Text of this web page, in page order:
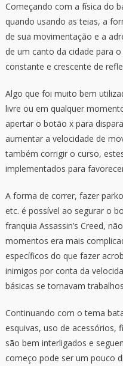
Começando com a física do
quando usando as teias, a
de sua movimentação e a
de um canto da cidade para
constante e crescente de
Algo que foi muito bem
livre ou em qualquer
apertar o botão x para
aumentar a velocidade de
também corrigir o curso,
implementados para
A forma de correr, fazer
etc. é possível ao segurar o
franquia Assassin’s Creed,
momentos era mais
específicos do que fazer
inimigos por conta da
básicas se tornavam
Continuando com o tema
esquivas, uso de acessórios,
são bem interligados e
começo pode ser um pouco